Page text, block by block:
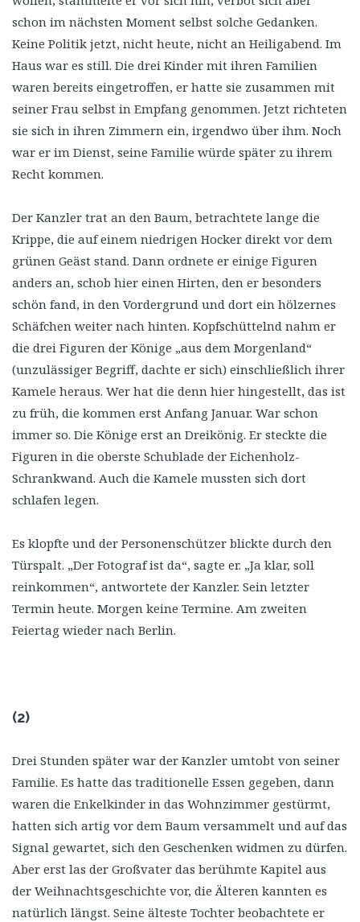
schon im nächsten Moment selbst solche Gedanken.
Keine Politik jetzt, nicht heute, nicht an Heiligabend. Im
Haus war es still. Die drei Kinder mit ihren Familien
waren bereits eingetroffen, er hatte sie zusammen mit
seiner Frau selbst in Empfang genommen. Jetzt richteten
sie sich in ihren Zimmern ein, irgendwo über ihm. Noch
war er im Dienst, seine Familie würde später zu ihrem
Recht kommen.
Der Kanzler trat an den Baum, betrachtete lange die
Krippe, die auf einem niedrigen Hocker direkt vor dem
grünen Geäst stand. Dann ordnete er einige Figuren
anders an, schob hier einen Hirten, den er besonders
schön fand, in den Vordergrund und dort ein hölzernes
Schäfchen weiter nach hinten. Kopfschüttelnd nahm er
die drei Figuren der Könige „aus dem Morgenland“
(unzulässiger Begriff, dachte er sich) einschließlich ihrer
Kamele heraus. Wer hat die denn hier hingestellt, das ist
zu früh, die kommen erst Anfang Januar. War schon
immer so. Die Könige erst an Dreikönig. Er steckte die
Figuren in die oberste Schublade der Eichenholz-
Schrankwand. Auch die Kamele mussten sich dort
schlafen legen.
Es klopfte und der Personenschützer blickte durch den
Türspalt. „Der Fotograf ist da“, sagte er. „Ja klar, soll
reinkommen“, antwortete der Kanzler. Sein letzter
Termin heute. Morgen keine Termine. Am zweiten
Feiertag wieder nach Berlin.
(2)
Drei Stunden später war der Kanzler umtobt von seiner
Familie. Es hatte das traditionelle Essen gegeben, dann
waren die Enkelkinder in das Wohnzimmer gestürmt,
hatten sich artig vor dem Baum versammelt und auf das
Signal gewartet, sich den Geschenken widmen zu dürfen.
Aber erst las der Großvater das berühmte Kapitel aus
der Weihnachtsgeschichte vor, die Älteren kannten es
natürlich längst. Seine älteste Tochter beobachtete er